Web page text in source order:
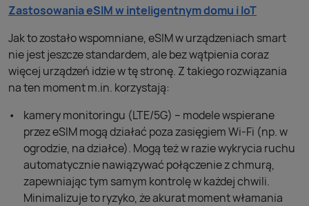
Zastosowania eSIM w inteligentnym domu i IoT
Jak to zostało wspomniane, eSIM w urządzeniach smart
nie jest jeszcze standardem, ale bez wątpienia coraz
więcej urządzeń idzie w tę stronę. Z takiego rozwiązania
na ten moment m.in. korzystają:
kamery monitoringu (LTE/5G) – modele wspierane
przez eSIM mogą działać poza zasięgiem Wi-Fi (np. w
ogrodzie, na działce). Mogą też w razie wykrycia ruchu
automatycznie nawiązywać połączenie z chmurą,
zapewniając tym samym kontrolę w każdej chwili.
Minimalizuje to ryzyko, że akurat moment włamania